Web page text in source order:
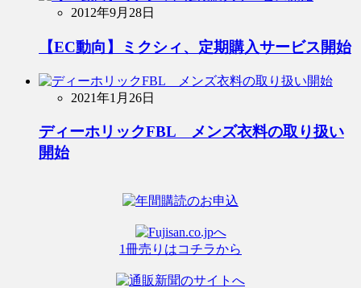
2012年9月28日
【EC動向】ミクシィ、定期購入サービス開始
2021年1月26日
ディーホリックFBL メンズ衣料の取り扱い
開始
1冊売りはコチラから